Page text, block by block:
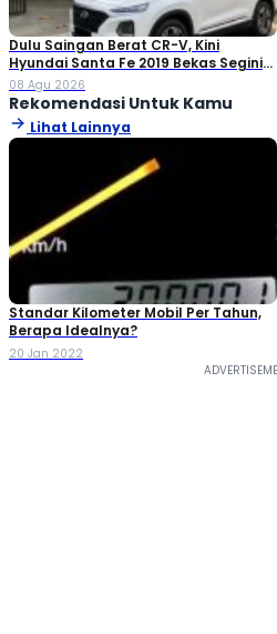
Dulu Saingan Berat CR-V, Kini
Hyundai Santa Fe 2019 Bekas Segini
Harganya
08 Agu 2026
Rekomendasi Untuk Kamu
Lihat Lainnya
Standar Kilometer Mobil Per Tahun,
Berapa Idealnya?
20 Jan 2022